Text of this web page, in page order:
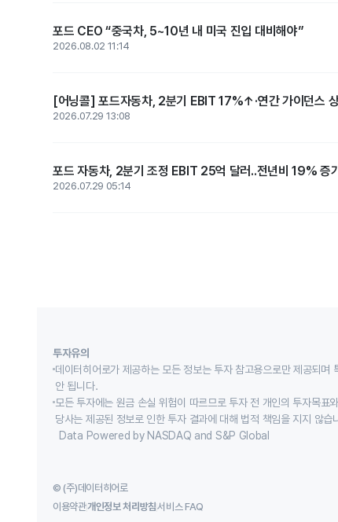
포드 CEO “중국차, 5~10년 내 미국 진입 대비해야”
2026.08.02 11:14
[어닝콜] 포드자동차, 2분기 EBIT 17%↑·연간 가이던스
2026.07.29 13:08
포드 자동차, 2분기 조정 EBIT 25억 달러..전년비 19% 증
2026.07.29 05:14
투자유의
데이터히어로가 제공하는 모든 정보는 투자 참고용으로만 제공되
안 됩니다.
모든 투자에는 원금 손실 위험이 따르므로 투자 전 개인의 투자목
당사는 제공된 정보로 인한 투자 결과에 대해 법적 책임을 지지 않습
Data Powered by NASDAQ and S&P Global
© (주)데이터히어로
이용약관개인정보 처리방침서비스 FAQ